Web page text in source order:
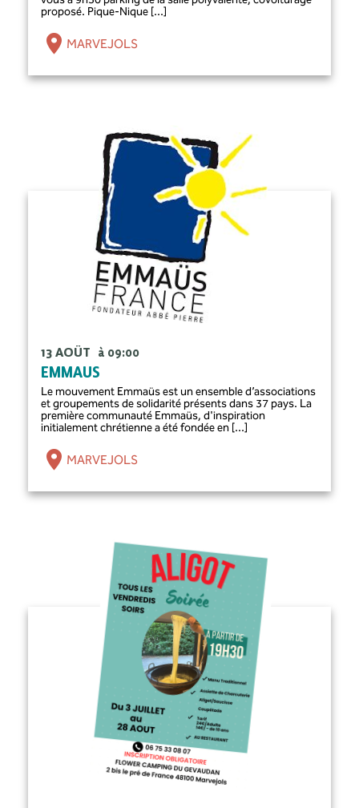
proposé. Pique-Nique [...]
MARVEJOLS
13 AOÛT à 09:00
EMMAUS
Le mouvement Emmaüs est un ensemble d’associations
et groupements de solidarité présents dans 37 pays. La
première communauté Emmaüs, d'inspiration
initialement chrétienne a été fondée en [...]
MARVEJOLS